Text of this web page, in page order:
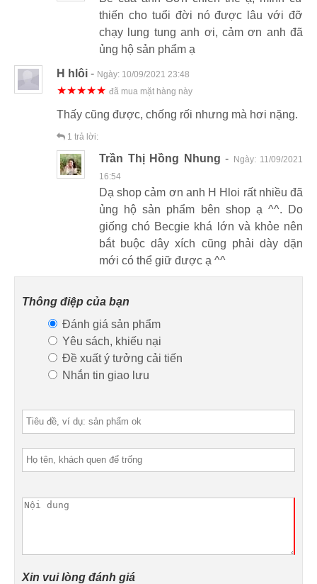
thiến cho tuổi đời nó được lâu với đỡ
chạy lung tung anh ơi, cảm ơn anh đã
ủng hộ sản phẩm ạ
H hlôi - Ngày: 10/09/2021 23:48
★★★★★ đã mua mặt hàng này
Thấy cũng được, chống rối nhưng mà hơi nặng.
1 trả lời:
Trần Thị Hồng Nhung - Ngày: 11/09/2021
16:54
Dạ shop cảm ơn anh H Hloi rất nhiều đã
ủng hộ sản phẩm bên shop ạ ^^. Do
giống chó Becgie khá lớn và khỏe nên
bắt buộc dây xích cũng phải dày dặn
mới có thể giữ được ạ ^^
Thông điệp của bạn
Đánh giá sản phẩm
Yêu sách, khiếu nại
Đề xuất ý tưởng cải tiến
Nhắn tin giao lưu
Xin vui lòng đánh giá